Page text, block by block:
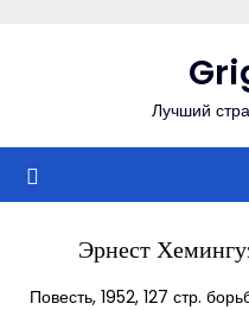
Лучший
Эрнест
Повесть, 1952, 127 стр.